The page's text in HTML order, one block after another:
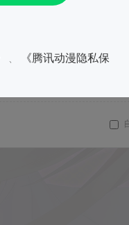
《腾讯动漫隐私保